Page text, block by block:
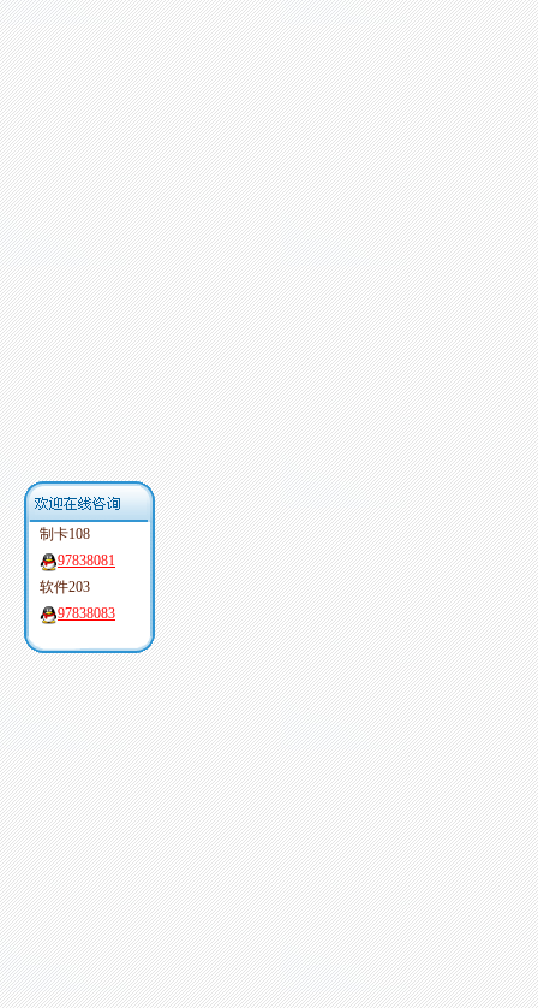
制卡108
97838081
软件203
97838083